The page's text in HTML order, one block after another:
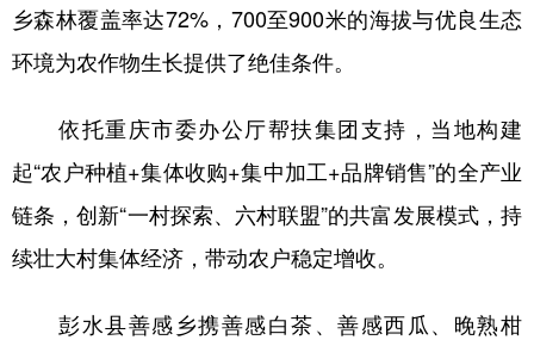
乡森林覆盖率达72%，700至900米的海拔与优良生态
环境为农作物生长提供了绝佳条件。
依托重庆市委办公厅帮扶集团支持，当地构建
起“农户种植+集体收购+集中加工+品牌销售”的全产业
链条，创新“一村探索、六村联盟”的共富发展模式，持
续壮大村集体经济，带动农户稳定增收。
彭水县善感乡携善感白茶、善感西瓜、晚熟柑